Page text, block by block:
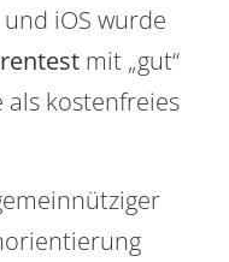
iOS wurde
mit „gut“
kostenfreies